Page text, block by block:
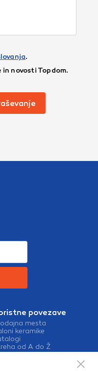
.
novosti Topdom.
povezave
mesta
keramike
od A do Ž
in premazi Sigma